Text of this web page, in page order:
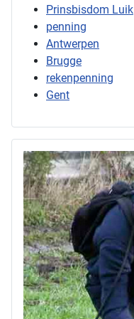
Prinsbisdom Luik
penning
Antwerpen
Brugge
rekenpenning
Gent